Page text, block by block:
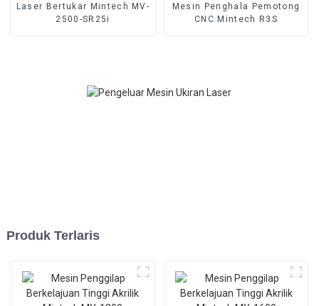
Laser Bertukar Mintech MV-
2500-SR25i
Mesin Penghala Pemotong
CNC Mintech R3S
Produk Terlaris